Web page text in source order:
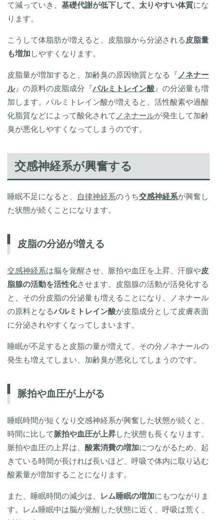
て減っていき、 基礎代謝が低下して、太りやすい体質にな
ります。
こうして体脂肪が増えると、皮脂腺から分泌される 皮脂量
も増加 しやすくなります。
皮脂量が増加すると、加齢臭の原因物質となる『 ノネナー
ル』の原料の皮脂成分『パルミトレイン酸 』の分泌量も増
加します。パルミトレイン酸が増えると、活性酸素や過酸
化脂質などによって酸化されて ノネナールが発生して加齢
臭が悪化しやすくなってしまうのです。
交感神経系が興奮する
睡眠不足になると、 自律神経系のうち交感神経系が興奮し
た状態が続くことになります。
皮脂の分泌が増える
交感神経系は脳を覚醒させ、脈拍や血圧を上昇、汗腺や皮
脂腺の活動を活性化させます。皮脂腺の活動が活発化する
と、その分皮脂の分泌量も増えることになり、ノネナール
の原料となるパルミトレイン酸が皮脂成分として皮膚表面
に分泌されやすくなってしまいます。
睡眠が不足すると皮脂の量が増えて、その分ノネナールの
発生も増えてしまい、加齢臭が悪化してしまうのです。
脈拍や血圧が上がる
睡眠時間が短くなり交感神経系が興奮した状態が続くと、
時間に比して脈拍や血圧が上昇した状態も長くなります。
脈拍や血圧の上昇は、 酸素消費の増加につながるため、起
きている時間が長ければ長いほど、呼吸で体内に取り込む
酸素量が増加することになります。
また、睡眠時間の減少は、 レム睡眠の増加にもつながりま
す。レム睡眠中は脳が覚醒した状態に近く、呼吸は荒く、